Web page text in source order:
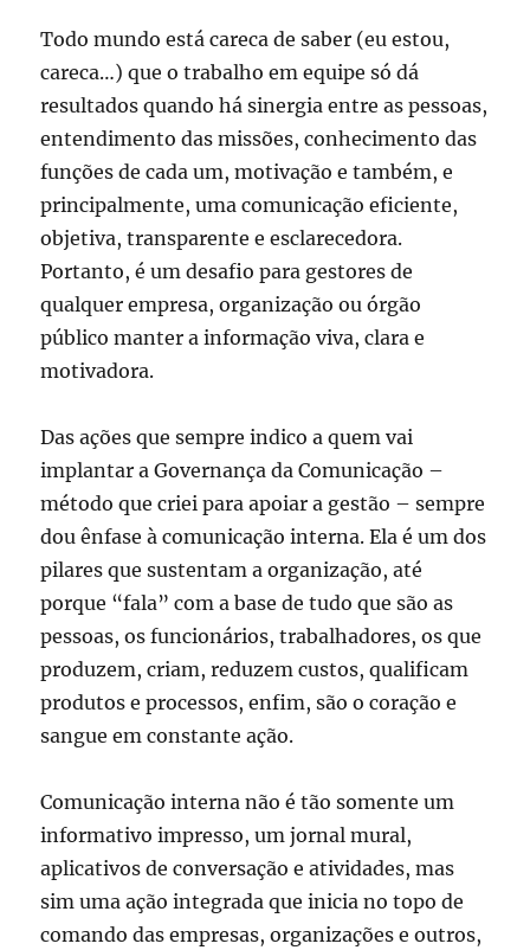
Todo mundo está careca de saber (eu estou,
careca…) que o trabalho em equipe só dá
resultados quando há sinergia entre as pessoas,
entendimento das missões, conhecimento das
funções de cada um, motivação e também, e
principalmente, uma comunicação eficiente,
objetiva, transparente e esclarecedora.
Portanto, é um desafio para gestores de
qualquer empresa, organização ou órgão
público manter a informação viva, clara e
motivadora.
Das ações que sempre indico a quem vai
implantar a Governança da Comunicação –
método que criei para apoiar a gestão – sempre
dou ênfase à comunicação interna. Ela é um dos
pilares que sustentam a organização, até
porque “fala” com a base de tudo que são as
pessoas, os funcionários, trabalhadores, os que
produzem, criam, reduzem custos, qualificam
produtos e processos, enfim, são o coração e
sangue em constante ação.
Comunicação interna não é tão somente um
informativo impresso, um jornal mural,
aplicativos de conversação e atividades, mas
sim uma ação integrada que inicia no topo de
comando das empresas, organizações e outros,